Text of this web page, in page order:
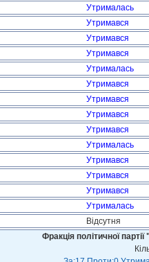
Утрималась
Утримався
Утримався
Утримався
Утрималась
Утримався
Утримався
Утримався
Утримався
Утрималась
Утримався
Утримався
Утримався
Утрималась
Відсутня
Фракція політичної